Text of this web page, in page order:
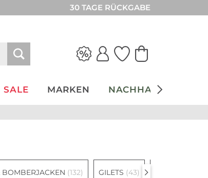
30 TAGE RÜCKGABE
SALE MARKEN NACHHALTIGKEIT
(132) GILETS (43)